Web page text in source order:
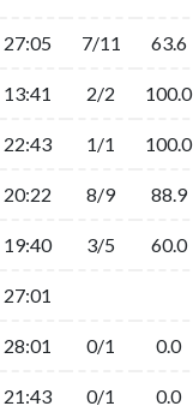
27:05 7/11 63.6
13:41 2/2 100.0
22:43 1/1 100.0
20:22 8/9 88.9
19:40 3/5 60.0
27:01
28:01 0/1 0.0
21:43 0/1 0.0
27:05 7/11 63.6
13:41 2/2 100.0
22:43 1/1 100.0
20:22 8/9 88.9
19:40 3/5 60.0
27:01
28:01 0/1 0.0
21:43 0/1 0.0